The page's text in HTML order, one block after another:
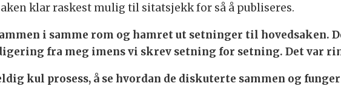
klar raskest mulig til sitatsjekk for så å publiseres.
i samme rom og hamret ut setninger til hovedsaken.
fra meg imens vi skrev setning for setning. Det var
kul prosess, å se hvordan de diskuterte sammen og